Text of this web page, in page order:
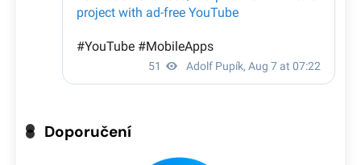
Doporučení